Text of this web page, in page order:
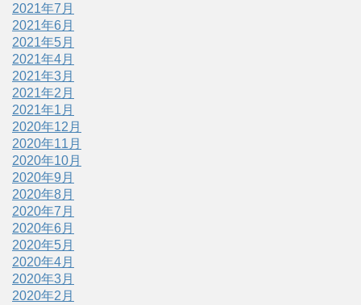
2021年7月
2021年6月
2021年5月
2021年4月
2021年3月
2021年2月
2021年1月
2020年12月
2020年11月
2020年10月
2020年9月
2020年8月
2020年7月
2020年6月
2020年5月
2020年4月
2020年3月
2020年2月